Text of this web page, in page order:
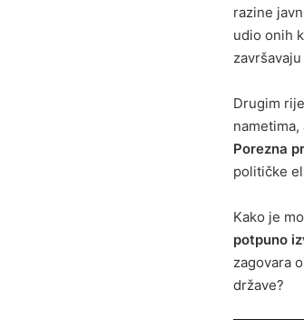
razine
udio onih
Drugim
Porezna
političke
Kako je
potpuno
zagovara
države?